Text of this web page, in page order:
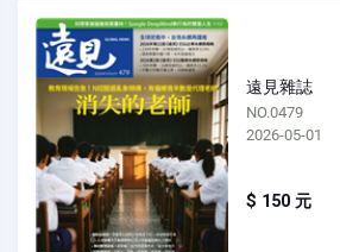
遠見雜誌
NO.0479
2026-05-01
$ 150 元